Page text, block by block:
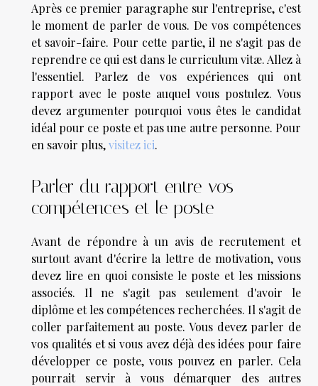
Après ce premier paragraphe sur l'entreprise, c'est
le moment de parler de vous. De vos compétences
et savoir-faire. Pour cette partie, il ne s'agit pas de
reprendre ce qui est dans le curriculum vitæ. Allez à
l'essentiel. Parlez de vos expériences qui ont
rapport avec le poste auquel vous postulez. Vous
devez argumenter pourquoi vous êtes le candidat
idéal pour ce poste et pas une autre personne. Pour
en savoir plus,visitez ici.
Parler du rapport entre vos
compétences et le poste
Avant de répondre à un avis de recrutement et
surtout avant d'écrire la lettre de motivation, vous
devez lire en quoi consiste le poste et les missions
associés. Il ne s'agit pas seulement d'avoir le
diplôme et les compétences recherchées. Il s'agit de
coller parfaitement au poste. Vous devez parler de
vos qualités et si vous avez déjà des idées pour faire
développer ce poste, vous pouvez en parler. Cela
pourrait servir à vous démarquer des autres